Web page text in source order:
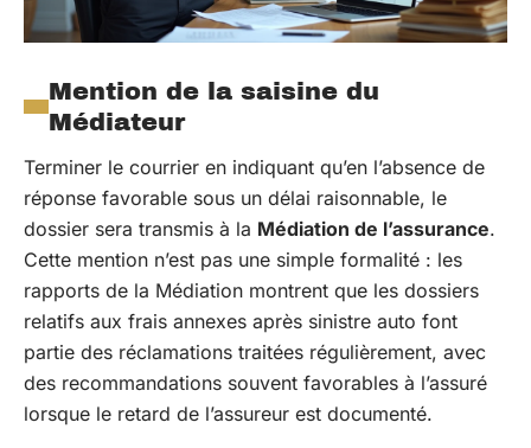
Mention de la saisine du
Médiateur
Terminer le courrier en indiquant qu’en l’absence de
réponse favorable sous un délai raisonnable, le
dossier sera transmis à la Médiation de l’assurance.
Cette mention n’est pas une simple formalité : les
rapports de la Médiation montrent que les dossiers
relatifs aux frais annexes après sinistre auto font
partie des réclamations traitées régulièrement, avec
des recommandations souvent favorables à l’assuré
lorsque le retard de l’assureur est documenté.